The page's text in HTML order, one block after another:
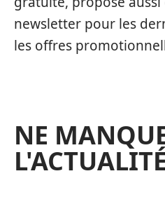
newsletter pour les
les offres
NE
L'ACTUALITÉ